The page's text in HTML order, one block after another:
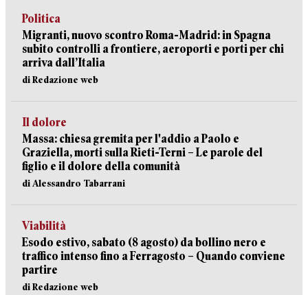
Politica
Migranti, nuovo scontro Roma-Madrid: in Spagna
subito controlli a frontiere, aeroporti e porti per chi
arriva dall’Italia
di Redazione web
Il dolore
Massa: chiesa gremita per l'addio a Paolo e
Graziella, morti sulla Rieti-Terni – Le parole del
figlio e il dolore della comunità
di Alessandro Tabarrani
Viabilità
Esodo estivo, sabato (8 agosto) da bollino nero e
traffico intenso fino a Ferragosto – Quando conviene
partire
di Redazione web